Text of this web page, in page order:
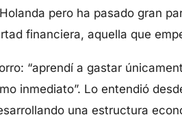
pero ha pasado gran
financiera, aquella que
“aprendí a gastar
inmediato”. Lo entendió
una estructura